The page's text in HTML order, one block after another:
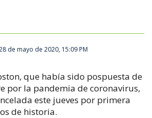
de mayo de 2020, 15:09 PM
que había sido pospuesta de
por la pandemia de coronavirus,
este jueves por primera
de historia.